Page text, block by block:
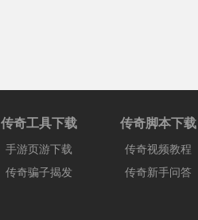
传奇工具下载
手游页游下载
传奇骗子揭发
传奇脚本下载
传奇视频教程
传奇新手问答